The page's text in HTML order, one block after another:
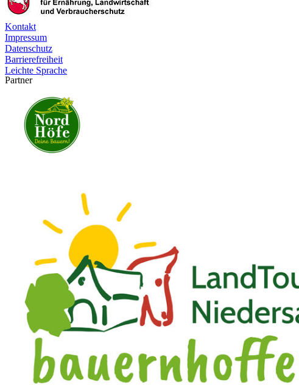
Kontakt
Impressum
Datenschutz
Barrierefreiheit
Leichte Sprache
Partner